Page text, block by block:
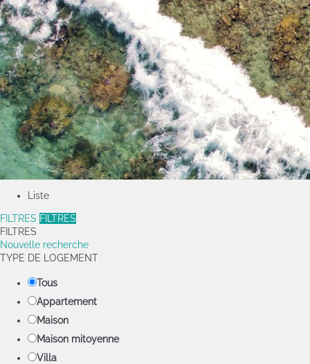
Liste
FILTRES FILTRES
FILTRES
Nouvelle recherche
TYPE DE LOGEMENT
Tous
Appartement
Maison
Maison mitoyenne
Villa